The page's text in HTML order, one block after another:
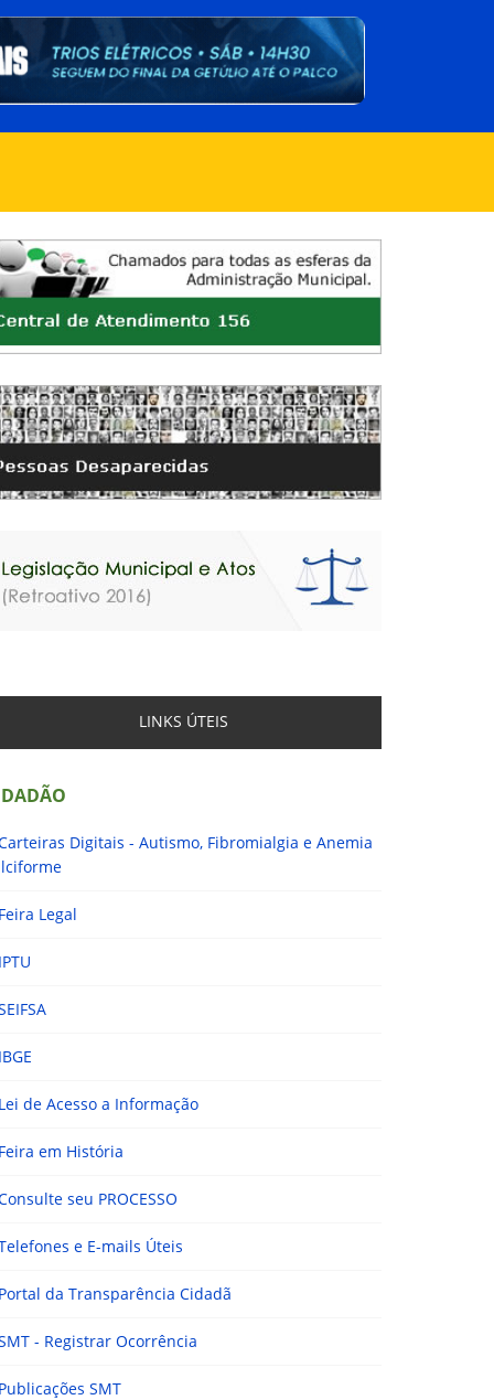
LINKS ÚTEIS
Digitais - Autismo, Fibromialgia e Anemia
Legal
de Acesso a Informação
em História
seu PROCESSO
e E-mails Úteis
da Transparência Cidadã
- Registrar Ocorrência
SMT